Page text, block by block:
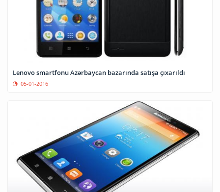
Lenovo smartfonu Azərbaycan bazarında satışa çıxarıldı
05-01-2016